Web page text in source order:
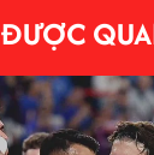
ĐƯỢC